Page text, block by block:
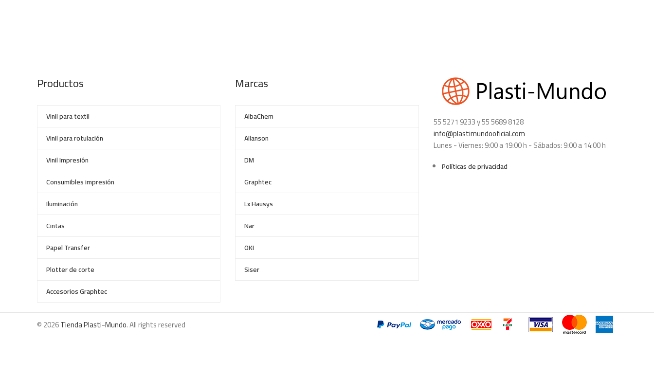
Productos
Vinil para textil
Vinil para rotulación
Vinil Impresión
Consumibles impresión
Iluminación
Cintas
Papel Transfer
Plotter de corte
Accesorios Graphtec
Marcas
AlbaChem
Allanson
DM
Graphtec
Lx Hausys
Nar
OKI
Siser
55 5271 9233 y 55 5689 8128
info@plastimundooficial.com
Lunes - Viernes: 9:00 a 19:00 h - Sábados: 9:00 a 14:00 h
Políticas de privacidad
© 2026Tienda Plasti-Mundo. All rights reserved